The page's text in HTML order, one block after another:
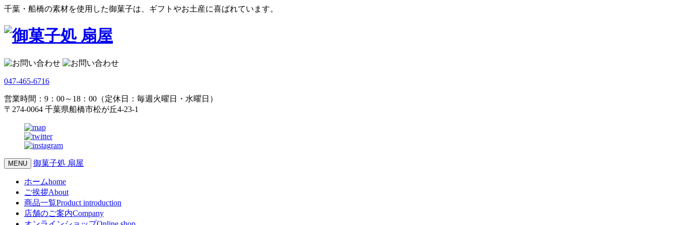
千葉・船橋の素材を使用した御菓子は、ギフトやお土産に喜ばれています。
047-465-6716
営業時間：9：00～18：00（定休日：毎週火曜日・水曜日）
〒274-0064 千葉県船橋市松が丘4-23-1
MENU 御菓子処 扇屋
ホームhome
ご挨拶About
商品一覧Product introduction
店舗のご案内Company